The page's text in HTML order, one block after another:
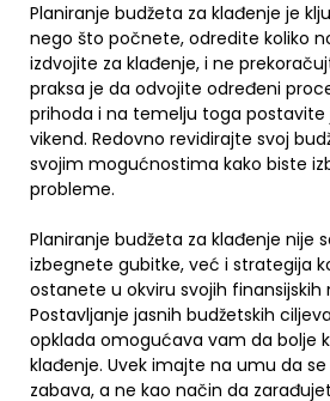
Planiranje budžeta za klađenje je
nego što počnete, odredite koliko
izdvojite za klađenje, i ne
praksa je da odvojite određeni
prihoda i na temelju toga postavite
vikend. Redovno revidirajte svoj
svojim mogućnostima kako biste
probleme.
Planiranje budžeta za klađenje nije
izbegnete gubitke, već i strategija
ostanete u okviru svojih
Postavljanje jasnih budžetskih
opklada omogućava vam da bolje
klađenje. Uvek imajte na umu da
zabava, a ne kao način da